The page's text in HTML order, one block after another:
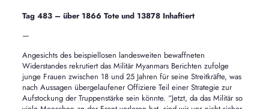
Tag 483 – über 1866 Tote und 13878 Inhaftiert
—
Angesichts des beispiellosen landesweiten bewaffneten
Widerstandes rekrutiert das Militär Myanmars Berichten zufolge
junge Frauen zwischen 18 und 25 Jahren für seine Streitkräfte, was
nach Aussagen übergelaufener Offiziere Teil einer Strategie zur
Aufstockung der Truppenstärke sein könnte. “Jetzt, da das Militär so